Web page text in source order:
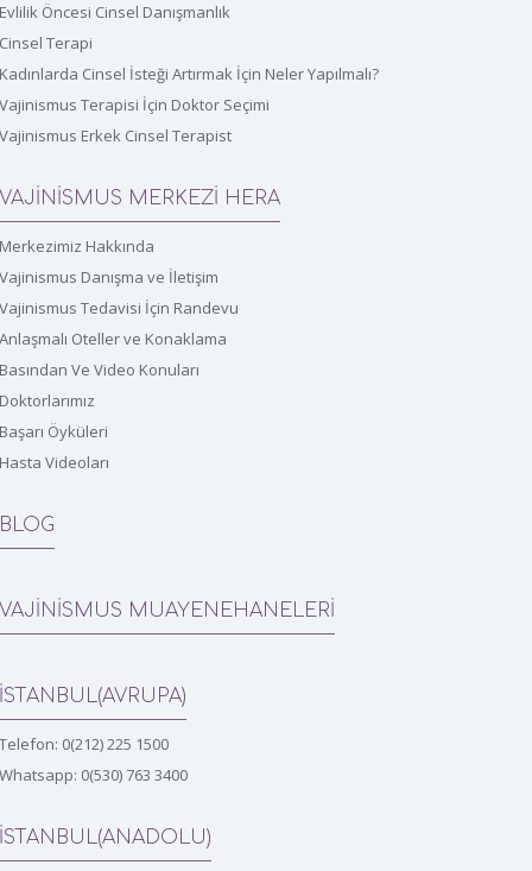
Evlilik Öncesi Cinsel Danışmanlık
Cinsel Terapi
Kadınlarda Cinsel İsteği Artırmak İçin Neler Yapılmalı?
Vajinismus Terapisi İçin Doktor Seçimi
Vajinismus Erkek Cinsel Terapist
VAJİNİSMUS MERKEZİ HERA
Merkezimiz Hakkında
Vajinismus Danışma ve İletişim
Vajinismus Tedavisi İçin Randevu
Anlaşmalı Oteller ve Konaklama
Basından Ve Video Konuları
Doktorlarımız
Başarı Öyküleri
Hasta Videoları
BLOG
VAJİNİSMUS MUAYENEHANELERİ
İSTANBUL(AVRUPA)
Telefon: 0(212) 225 1500
Whatsapp: 0(530) 763 3400
İSTANBUL(ANADOLU)